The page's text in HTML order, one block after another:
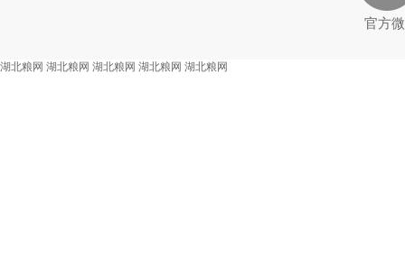
官方
湖北粮网 湖北粮网 湖北粮网 湖北粮网 湖北粮网